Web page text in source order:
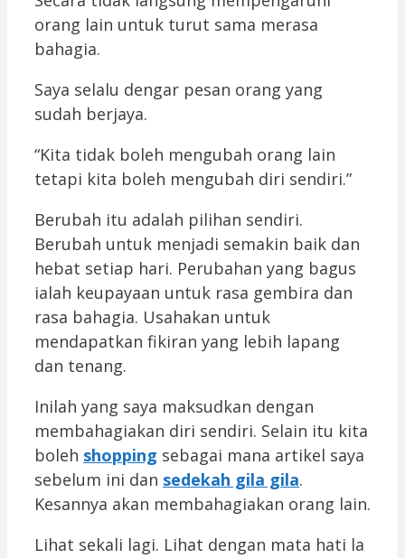
orang lain untuk turut sama merasa
bahagia.
Saya selalu dengar pesan orang yang
sudah berjaya.
“Kita tidak boleh mengubah orang lain
tetapi kita boleh mengubah diri sendiri.”
Berubah itu adalah pilihan sendiri.
Berubah untuk menjadi semakin baik dan
hebat setiap hari. Perubahan yang bagus
ialah keupayaan untuk rasa gembira dan
rasa bahagia. Usahakan untuk
mendapatkan fikiran yang lebih lapang
dan tenang.
Inilah yang saya maksudkan dengan
membahagiakan diri sendiri. Selain itu kita
boleh shopping sebagai mana artikel saya
sebelum ini dan sedekah gila gila.
Kesannya akan membahagiakan orang lain.
Lihat sekali lagi. Lihat dengan mata hati la